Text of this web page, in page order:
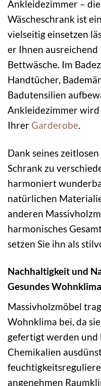
Ankleidezimmer –
Wäscheschrank ist
vielseitig einsetzen
er Ihnen
Bettwäsche. Im
Handtücher,
Badutensilien
Ankleidezimmer
Ihrer Garderobe
Dank seines
Schrank zu
harmoniert
natürlichen
anderen
harmonisches
setzen Sie ihn als
Nachhaltigkeit und
Gesundes Wohnklima
Massivholzmöbel
Wohnklima bei, da
gefertigt werden und
Chemikalien
angenehmen